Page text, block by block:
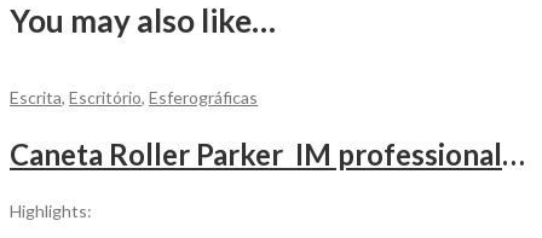
You may also like…
Escrita, Escritório, Esferográficas
Caneta Roller Parker IM professionals para Personalizar
Highlights: